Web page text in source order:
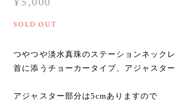
SOLD OUT
つやつや淡水真珠のステーションネックレ
首に添うチョーカータイプ、アジャスタ
アジャスター部分は5cmありますので